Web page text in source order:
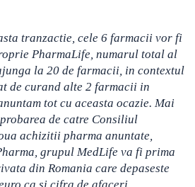
tranzactie, cele 6 farmacii vor fi
PharmaLife, numarul total al
la 20 de farmacii, in contextul
de curand alte 2 farmacii in
tot cu aceasta ocazie. Mai
de catre Consiliul
achizitii pharma anuntate,
grupul MedLife va fi prima
din Romania care depaseste